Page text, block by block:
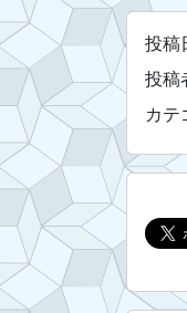
投稿
投稿
カテ